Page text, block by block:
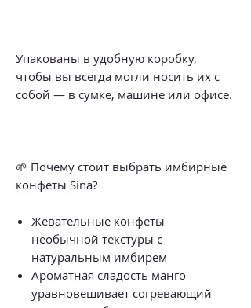
Упакованы в удобную коробку,
чтобы вы всегда могли носить их с
собой — в сумке, машине или офисе.
🌱 Почему стоит выбрать имбирные
конфеты Sina?
Жевательные конфеты
необычной текстуры с
натуральным имбирем
Ароматная сладость манго
уравновешивает согревающий